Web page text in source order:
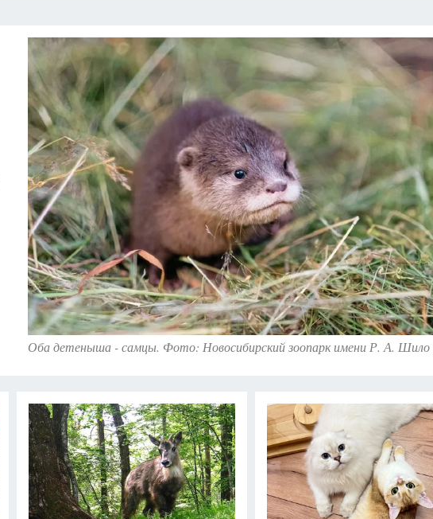
Оба детеныша - самцы. Фото: Новосибирский зоопарк имени Р. А. Шило